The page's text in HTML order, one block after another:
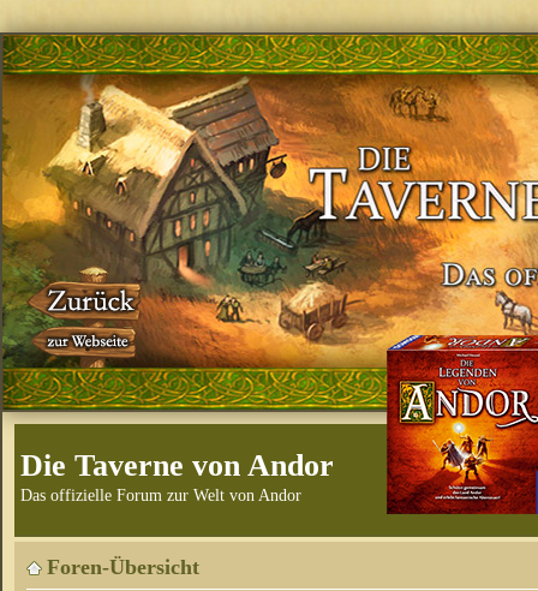
Die Taverne von Andor
Das offizielle Forum zur Welt von Andor
Foren-Übersicht